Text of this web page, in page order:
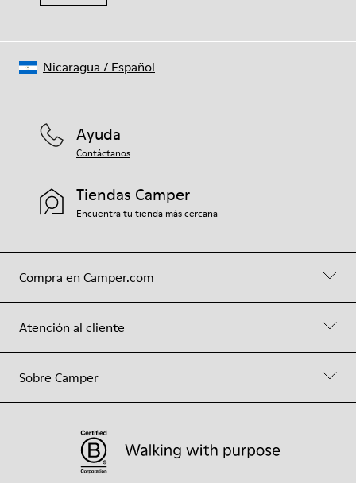
Compra en Camper.com
Atención al cliente
Sobre Camper
Ayuda
Contáctanos
Tiendas Camper
Encuentra tu tienda más cercana
Nicaragua / Español